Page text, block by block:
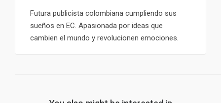
Futura publicista colombiana cumpliendo sus
sueños en EC. Apasionada por ideas que
cambien el mundo y revolucionen emociones.